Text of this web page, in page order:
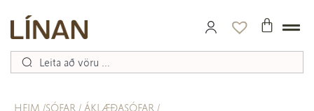
HEIM SÓFAR
ÁKLÆÐASÓFAR